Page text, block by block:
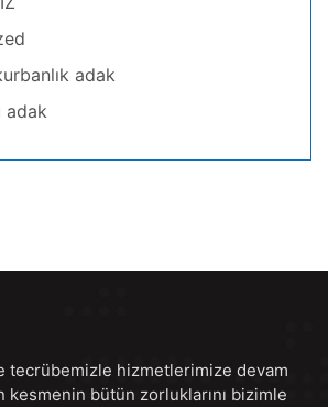
adak
adak
tecrübemizle hizmetlerimize devam
kesmenin bütün zorluklarını bizimle